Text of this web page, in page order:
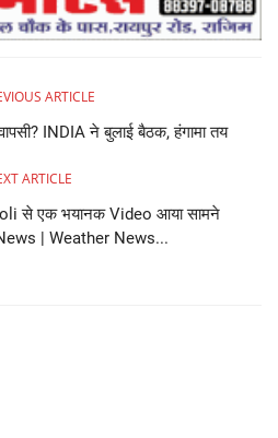
ARTICLE
INDIA ने बुलाई बैठक, हंगामा तय
ARTICLE
से एक भयानक Video आया सामने
| Weather News...